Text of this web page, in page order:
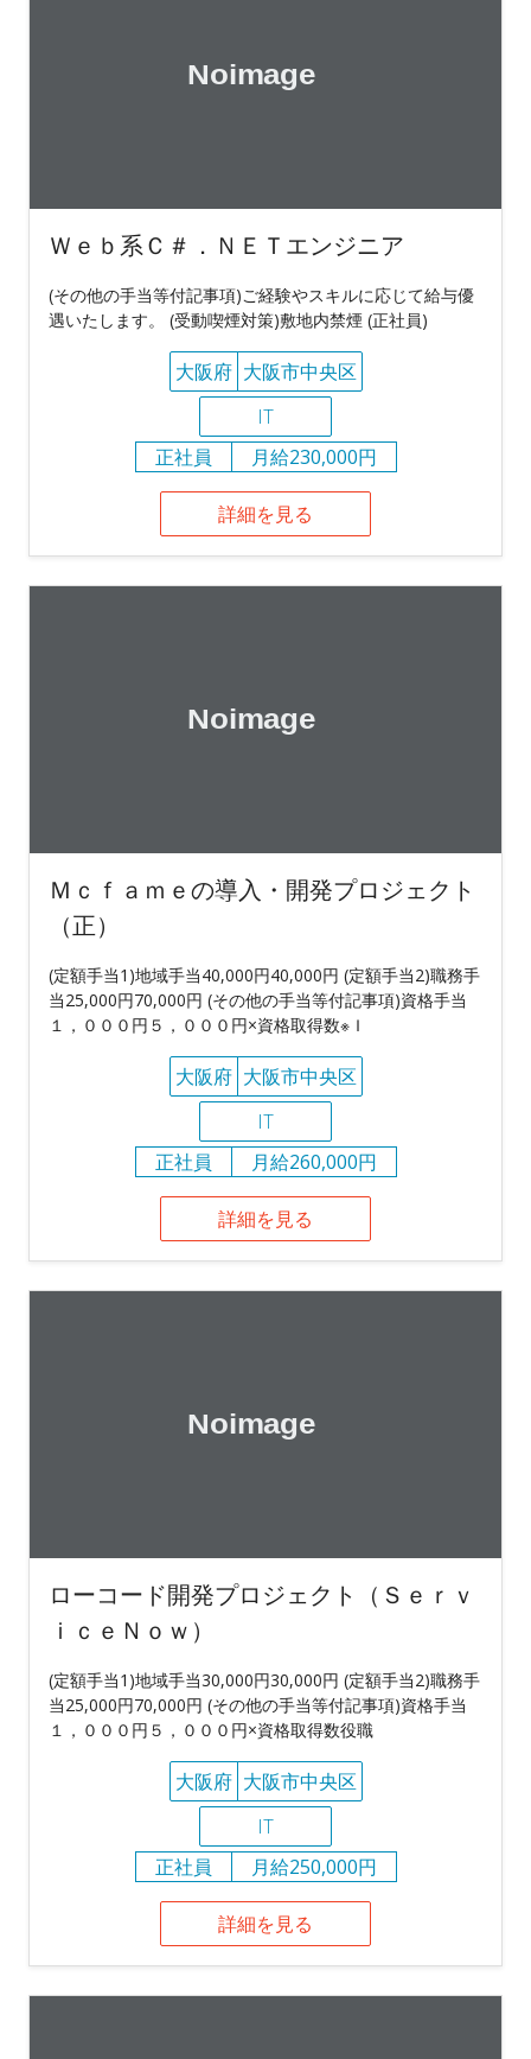
Ｗｅｂ系Ｃ＃．ＮＥＴエンジニア
(その他の手当等付記事項)ご経験やスキルに応じて給与優
遇いたします。 (受動喫煙対策)敷地内禁煙 (正社員)
大阪府 大阪市中央区
IT
正社員
月給230,000円
詳細を見る
Ｍｃｆａｍｅの導入・開発プロジェクト
（正）
(定額手当1)地域手当40,000円40,000円 (定額手当2)職務手
当25,000円70,000円 (その他の手当等付記事項)資格手当
１，０００円５，０００円×資格取得数※Ｉ
大阪府 大阪市中央区
IT
正社員
月給260,000円
詳細を見る
ローコード開発プロジェクト（Ｓｅｒｖ
ｉｃｅＮｏｗ）
(定額手当1)地域手当30,000円30,000円 (定額手当2)職務手
当25,000円70,000円 (その他の手当等付記事項)資格手当
１，０００円５，０００円×資格取得数役職
大阪府 大阪市中央区
IT
正社員
月給250,000円
詳細を見る